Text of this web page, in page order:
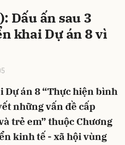
Dấu ấn sau 3
khai Dự án 8 vì
Dự án 8 “Thực hiện bình
những vấn đề cấp
trẻ em” thuộc Chương
kinh tế - xã hội vùng